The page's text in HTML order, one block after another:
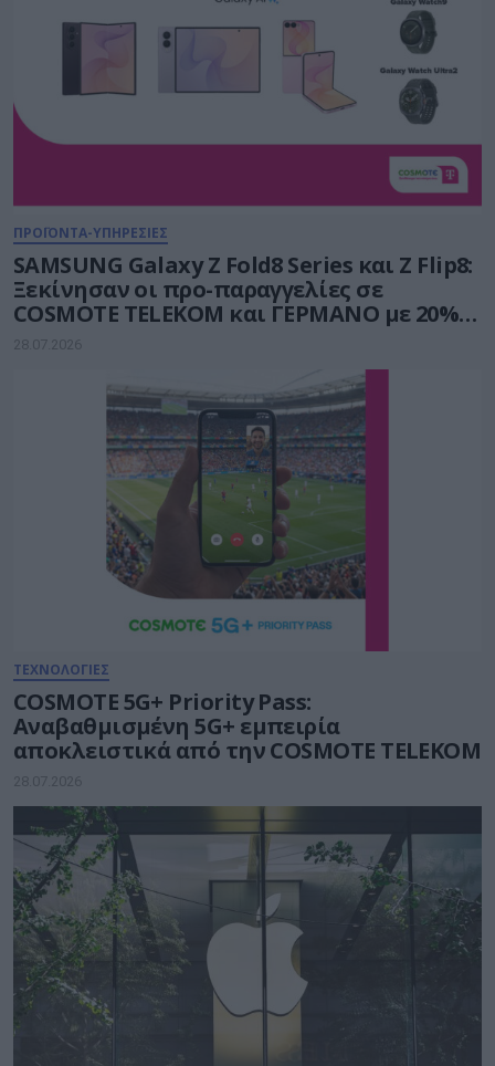
ΠΡΟΪΟΝΤΑ-ΥΠΗΡΕΣΙΕΣ
SAMSUNG Galaxy Z Fold8 Series και Ζ Flip8:
Ξεκίνησαν οι προ-παραγγελίες σε
COSMOTE TELEKOM και ΓΕΡΜΑΝΟ με 20%
payzy cashback
28.07.2026
ΤΕΧΝΟΛΟΓΙΕΣ
COSMOTE 5G+ Priority Pass:
Αναβαθμισμένη 5G+ εμπειρία
αποκλειστικά από την COSMOTE TELEKOM
28.07.2026